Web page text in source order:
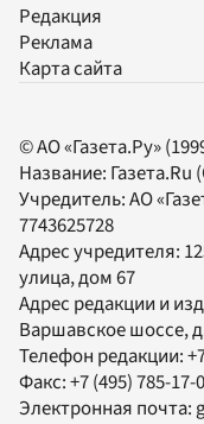
Редакция
Реклама
Карта сайта
© АО «Газета.Ру»
Название: Газета.Ru
Учредитель:АО
7743625728
Адрес учредителя:
улица, дом 67
Адрес редакции и
Варшавское шоссе,
Телефон редакции:
Факс:+7 (495) 785-17-
Электронная почта: